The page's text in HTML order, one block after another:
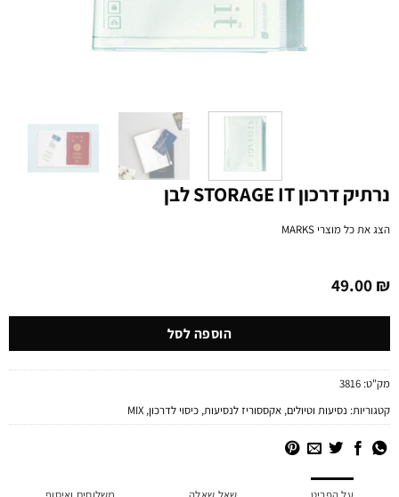
נרתיק דרכון STORAGE IT לבן
הצג את כל מוצריMARKS
49.00₪
הוספה לסל
מק"ט:3816
קטגוריות:נסיעות וטיולים,אקססוריז לנסיעות,כיסוי לדרכון,
MIX